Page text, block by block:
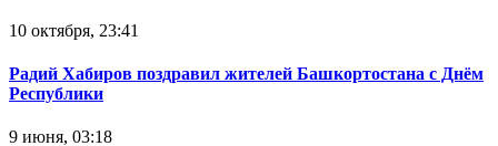
10 октября, 23:41
Радий Хабиров поздравил жителей Башкортостана с Днём
Республики
9 июня, 03:18